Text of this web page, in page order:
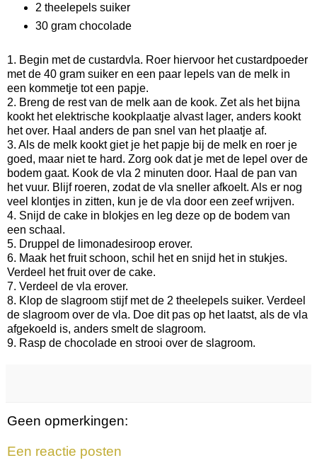
2 theelepels suiker
30 gram chocolade
1. Begin met de custardvla. Roer hiervoor het custardpoeder
met de 40 gram suiker en een paar lepels van de melk in
een kommetje tot een papje.
2. Breng de rest van de melk aan de kook. Zet als het bijna
kookt het elektrische kookplaatje alvast lager, anders kookt
het over. Haal anders de pan snel van het plaatje af.
3. Als de melk kookt giet je het papje bij de melk en roer je
goed, maar niet te hard. Zorg ook dat je met de lepel over de
bodem gaat. Kook de vla 2 minuten door. Haal de pan van
het vuur. Blijf roeren, zodat de vla sneller afkoelt. Als er nog
veel klontjes in zitten, kun je de vla door een zeef wrijven.
4. Snijd de cake in blokjes en leg deze op de bodem van
een schaal.
5. Druppel de limonadesiroop erover.
6. Maak het fruit schoon, schil het en snijd het in stukjes.
Verdeel het fruit over de cake.
7. Verdeel de vla erover.
8. Klop de slagroom stijf met de 2 theelepels suiker. Verdeel
de slagroom over de vla. Doe dit pas op het laatst, als de vla
afgekoeld is, anders smelt de slagroom.
9. Rasp de chocolade en strooi over de slagroom.
Geen opmerkingen:
Een reactie posten